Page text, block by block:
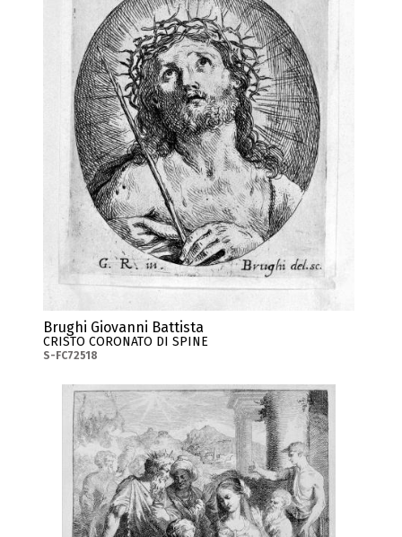
Brughi Giovanni Battista
CRISTO CORONATO DI SPINE
S-FC72518